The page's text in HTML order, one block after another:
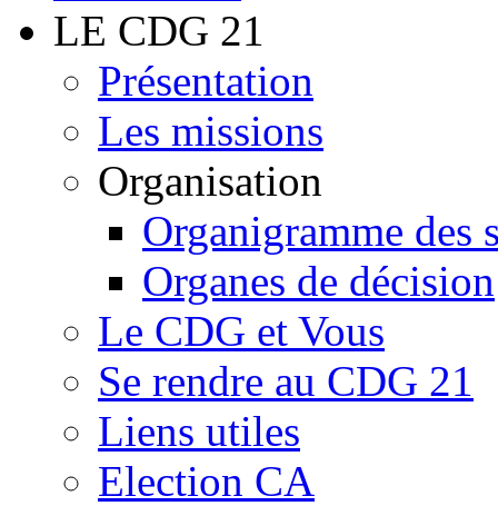
LE CDG 21
Présentation
Les missions
Organisation
Organigramme des
Organes de décision
Le CDG et Vous
Se rendre au CDG 21
Liens utiles
Election CA